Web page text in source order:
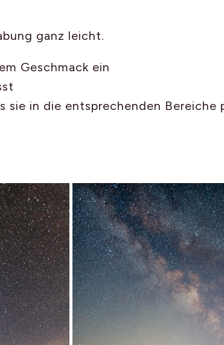
ganz leicht.
Geschmack ein
in die entsprechenden Bereiche